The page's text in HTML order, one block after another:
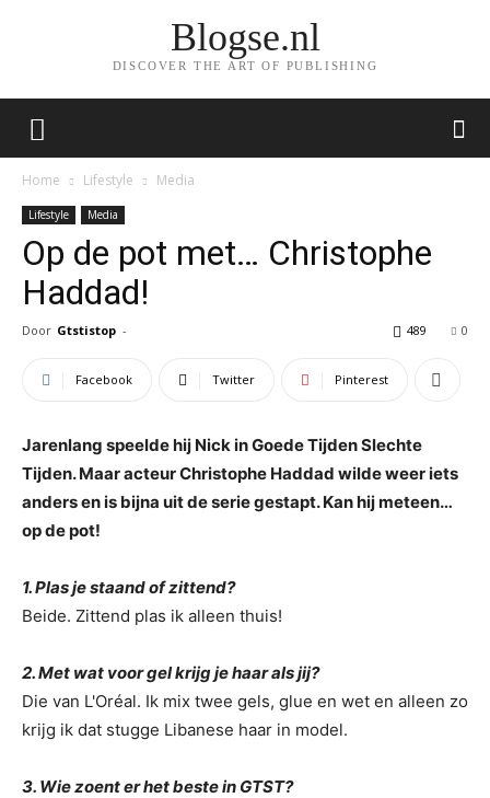
Blogse.nl
DISCOVER THE ART OF PUBLISHING
Home Lifestyle Media
Lifestyle Media
Op de pot met… Christophe
Haddad!
Door Gtstistop - 0
489
Facebook Twitter Pinterest
Jarenlang speelde hij Nick in Goede Tijden Slechte
Tijden. Maar acteur Christophe Haddad wilde weer iets
anders en is bijna uit de serie gestapt. Kan hij meteen…
op de pot!
1. Plas je staand of zittend?
Beide. Zittend plas ik alleen thuis!
2. Met wat voor gel krijg je haar als jij?
Die van L'Oréal. Ik mix twee gels, glue en wet en alleen zo
krijg ik dat stugge Libanese haar in model.
3. Wie zoent er het beste in GTST?